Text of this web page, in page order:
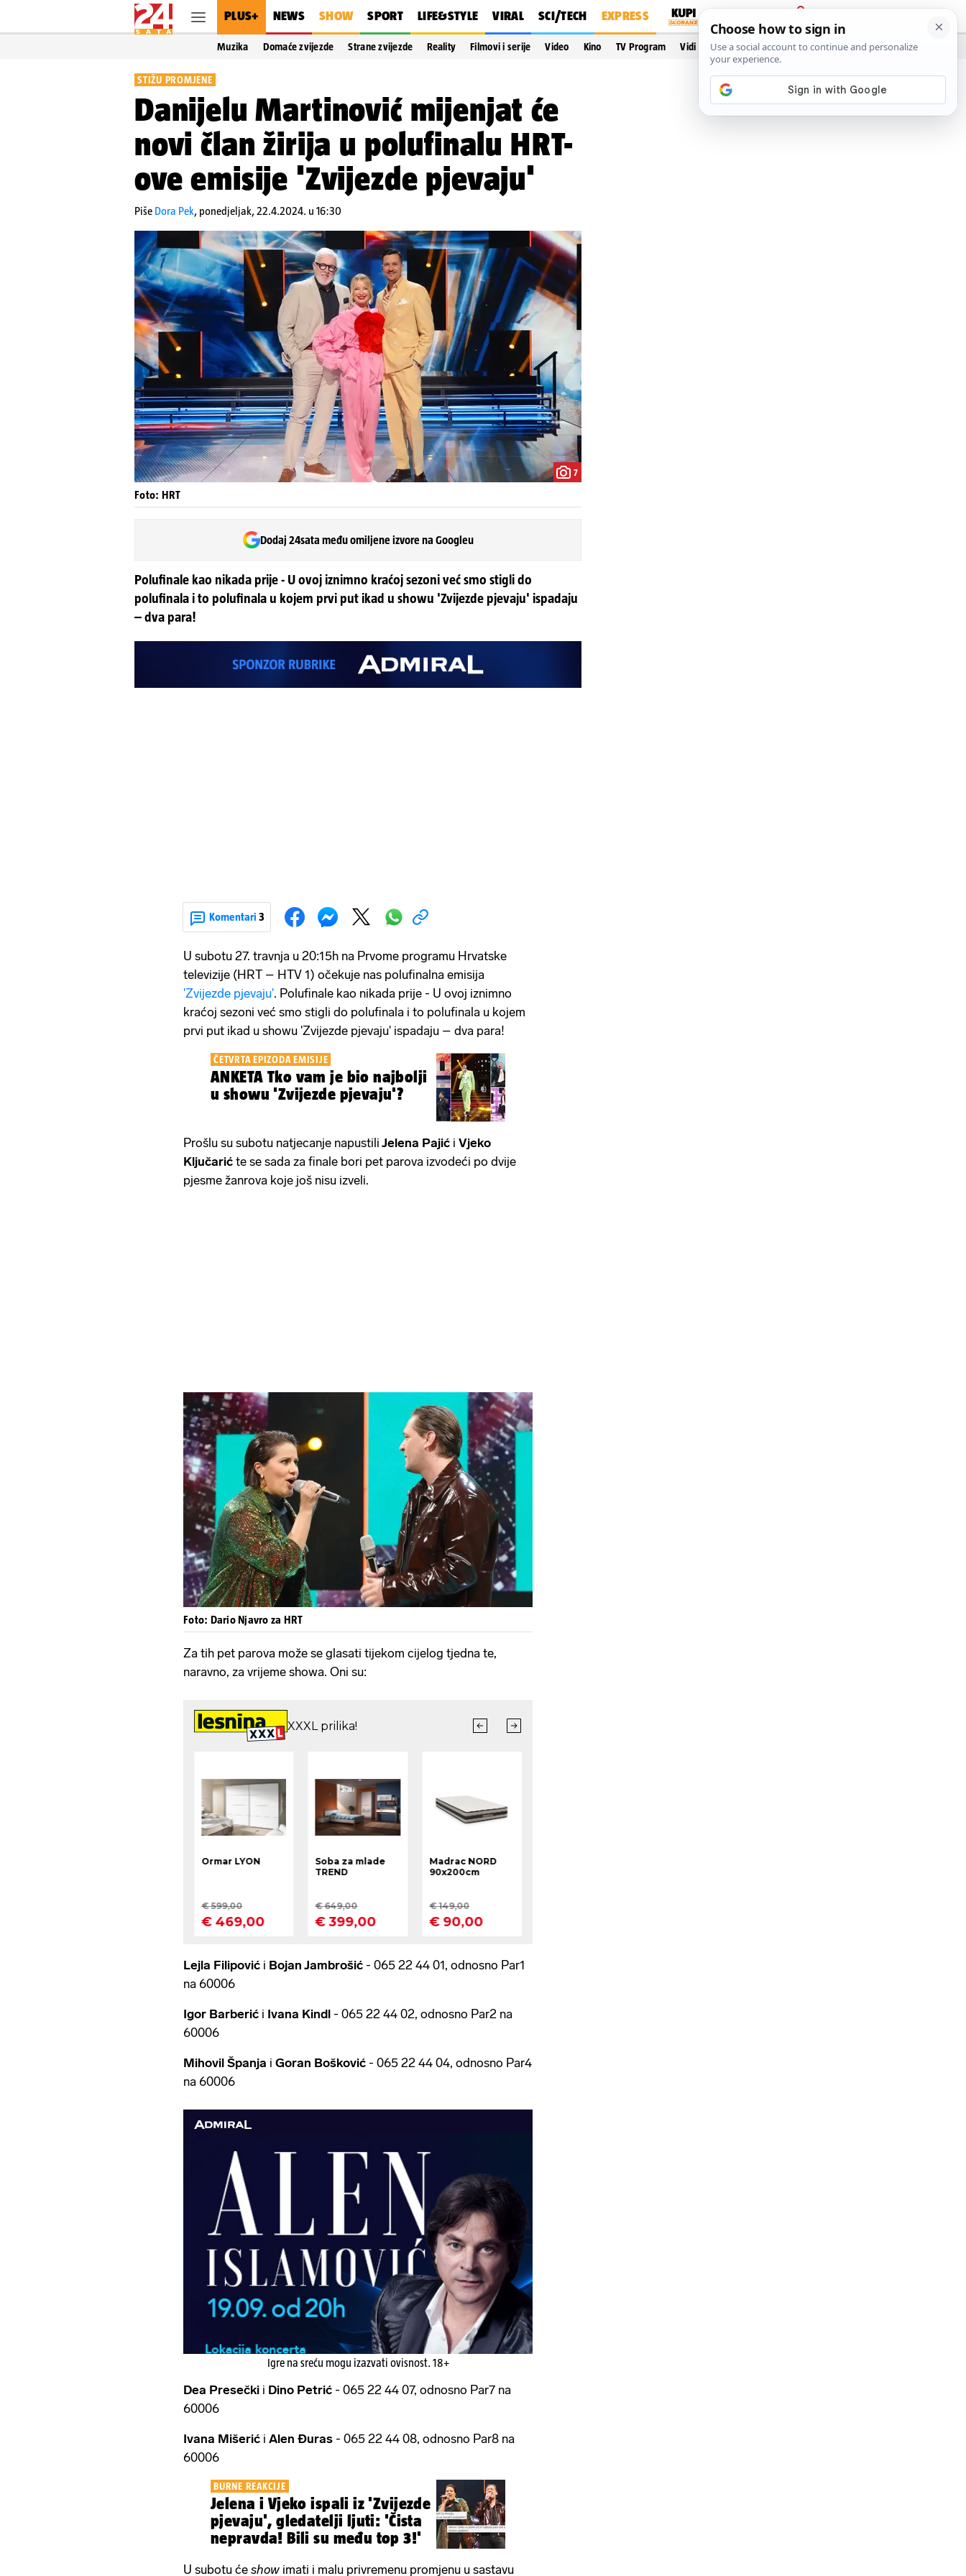
PLUS+ NEWS SHOW SPORT LIFE&STYLE VIRAL SCI/TECH EXPRESS
PRIJAVA
Muzika Domaće zvijezde Strane zvijezde Reality Filmovi i serije Video Kino TV Program Vidi još…
STIŽU PROMJENE
Danijelu Martinović mijenjat će
novi član žirija u polufinalu HRT-
ove emisije 'Zvijezde pjevaju'
Piše Dora Pek, ponedjeljak, 22.4.2024. u 16:30
7
Foto: HRT
Dodaj 24sata među omiljene izvore na Googleu
Polufinale kao nikada prije - U ovoj iznimno kraćoj sezoni već smo stigli do
polufinala i to polufinala u kojem prvi put ikad u showu 'Zvijezde pjevaju' ispadaju
– dva para!
Komentari 3
U subotu 27. travnja u 20:15h na Prvome programu Hrvatske
televizije (HRT – HTV 1) očekuje nas polufinalna emisija
'Zvijezde pjevaju'. Polufinale kao nikada prije - U ovoj iznimno
kraćoj sezoni već smo stigli do polufinala i to polufinala u kojem
prvi put ikad u showu 'Zvijezde pjevaju' ispadaju – dva para!
ČETVRTA EPIZODA EMISIJE
ANKETA Tko vam je bio najbolji
u showu 'Zvijezde pjevaju'?
Prošlu su subotu natjecanje napustili Jelena Pajić i Vjeko
Ključarić te se sada za finale bori pet parova izvodeći po dvije
pjesme žanrova koje još nisu izveli.
Foto: Dario Njavro za HRT
Za tih pet parova može se glasati tijekom cijelog tjedna te,
naravno, za vrijeme showa. Oni su:
Lejla Filipović i Bojan Jambrošić - 065 22 44 01, odnosno Par1
na 60006
Igor Barberić i Ivana Kindl - 065 22 44 02, odnosno Par2 na
60006
Mihovil Španja i Goran Bošković - 065 22 44 04, odnosno Par4
na 60006
Igre na sreću mogu izazvati ovisnost. 18+
Dea Presečki i Dino Petrić - 065 22 44 07, odnosno Par7 na
60006
Ivana Mišerić i Alen Đuras - 065 22 44 08, odnosno Par8 na
60006
BURNE REAKCIJE
Jelena i Vjeko ispali iz 'Zvijezde
pjevaju', gledatelji ljuti: 'Čista
nepravda! Bili su među top 3!'
U subotu će show imati i malu privremenu promjenu u sastavu